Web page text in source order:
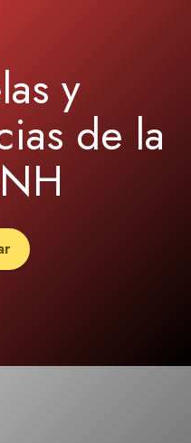
y
de la